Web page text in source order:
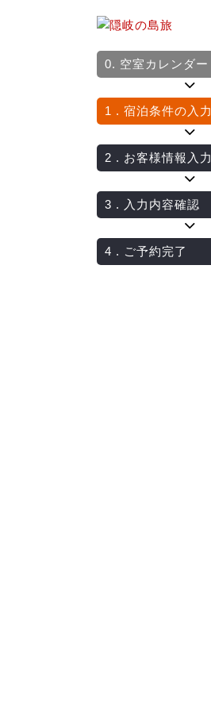
0. 空室カレンダー
1 . 宿泊条件の入力
2 . お客様情報入力
3 . 入力内容確認
4 . ご予約完了